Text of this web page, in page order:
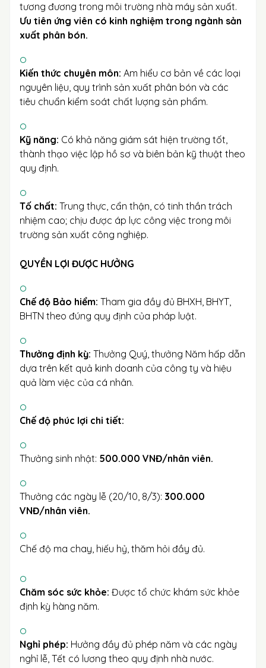
tương đương trong môi trường nhà máy sản xuất.
Ưu tiên ứng viên có kinh nghiệm trong ngành sản
xuất phân bón.
Kiến thức chuyên môn: Am hiểu cơ bản về các loại
nguyên liệu, quy trình sản xuất phân bón và các
tiêu chuẩn kiểm soát chất lượng sản phẩm.
Kỹ năng: Có khả năng giám sát hiện trường tốt,
thành thạo việc lập hồ sơ và biên bản kỹ thuật theo
quy định.
Tố chất: Trung thực, cẩn thận, có tinh thần trách
nhiệm cao; chịu được áp lực công việc trong môi
trường sản xuất công nghiệp.
QUYỀN LỢI ĐƯỢC HƯỞNG
Chế độ Bảo hiểm: Tham gia đầy đủ BHXH, BHYT,
BHTN theo đúng quy định của pháp luật.
Thưởng định kỳ: Thưởng Quý, thưởng Năm hấp dẫn
dựa trên kết quả kinh doanh của công ty và hiệu
quả làm việc của cá nhân.
Chế độ phúc lợi chi tiết:
Thưởng sinh nhật: 500.000 VNĐ/nhân viên.
Thưởng các ngày lễ (20/10, 8/3): 300.000
VNĐ/nhân viên.
Chế độ ma chay, hiếu hỷ, thăm hỏi đầy đủ.
Chăm sóc sức khỏe: Được tổ chức khám sức khỏe
định kỳ hàng năm.
Nghỉ phép: Hưởng đầy đủ phép năm và các ngày
nghỉ lễ, Tết có lương theo quy định nhà nước.